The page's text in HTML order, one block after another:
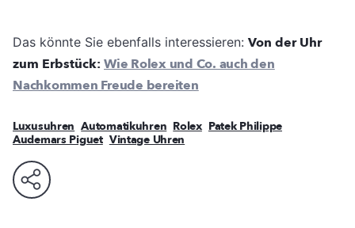
Das könnte Sie ebenfalls interessieren: Von der Uhr
zum Erbstück: Wie Rolex und Co. auch den
Nachkommen Freude bereiten
Luxusuhren Automatikuhren Rolex Patek Philippe
Audemars Piguet Vintage Uhren